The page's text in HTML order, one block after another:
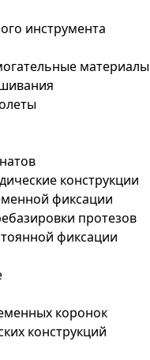
инструмента
материалы
конструкции
фиксации
протезов
фиксации
коронок
конструкций